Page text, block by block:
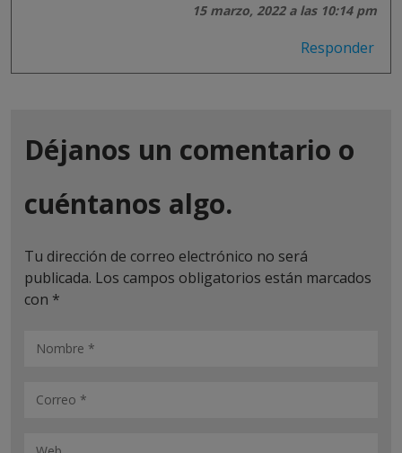
15 marzo, 2022 a las 10:14 pm
Responder
Déjanos un comentario o
cuéntanos algo.
Tu dirección de correo electrónico no será
publicada. Los campos obligatorios están marcados
con *